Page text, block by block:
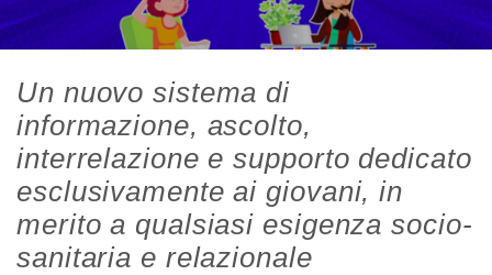
Un nuovo sistema di
informazione, ascolto,
interrelazione e supporto dedicato
esclusivamente ai giovani, in
merito a qualsiasi esigenza socio-
sanitaria e relazionale